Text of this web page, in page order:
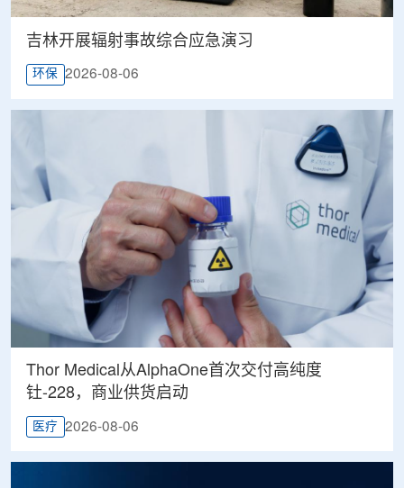
吉林开展辐射事故综合应急演习
环保 2026-08-06
Thor Medical从AlphaOne首次交付高纯度
钍-228，商业供货启动
医疗 2026-08-06